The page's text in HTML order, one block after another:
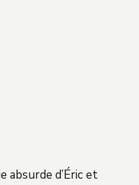
absurde d’Éric et